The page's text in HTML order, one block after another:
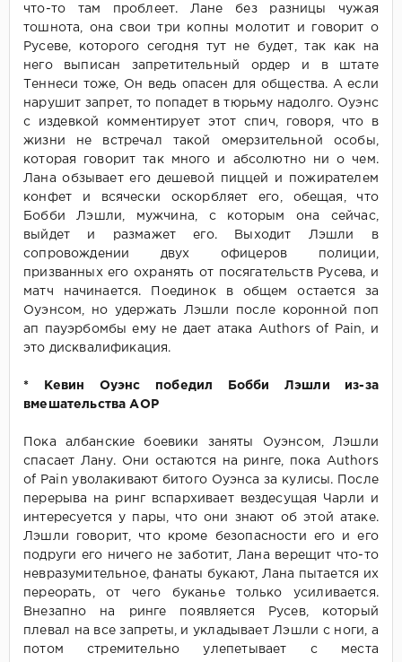
что-то там проблеет. Лане без разницы чужая
тошнота, она свои три копны молотит и говорит о
Русеве, которого сегодня тут не будет, так как на
него выписан запретительный ордер и в штате
Теннеси тоже, Он ведь опасен для общества. А если
нарушит запрет, то попадет в тюрьму надолго. Оуэнс
с издевкой комментирует этот спич, говоря, что в
жизни не встречал такой омерзительной особы,
которая говорит так много и абсолютно ни о чем.
Лана обзывает его дешевой пиццей и пожирателем
конфет и всячески оскорбляет его, обещая, что
Бобби Лэшли, мужчина, с которым она сейчас,
выйдет и размажет его. Выходит Лэшли в
сопровождении двух офицеров полиции,
призванных его охранять от посягательств Русева, и
матч начинается. Поединок в общем остается за
Оуэнсом, но удержать Лэшли после коронной поп
ап пауэрбомбы ему не дает атака Authors of Pain, и
это дисквалификация.
* Кевин Оуэнс победил Бобби Лэшли из-за
вмешательства АОР
Пока албанские боевики заняты Оуэнсом, Лэшли
спасает Лану. Они остаются на ринге, пока Authors
of Pain уволакивают битого Оуэнса за кулисы. После
перерыва на ринг вспархивает вездесущая Чарли и
интересуется у пары, что они знают об этой атаке.
Лэшли говорит, что кроме безопасности его и его
подруги его ничего не заботит, Лана верещит что-то
невразумительное, фанаты букают, Лана пытается их
переорать, от чего буканье только усиливается.
Внезапно на ринге появляется Русев, который
плевал на все запреты, и укладывает Лэшли с ноги, а
потом стремительно улепетывает с места